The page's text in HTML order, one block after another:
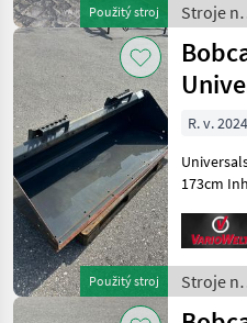
Použitý stroj
Stroje
stavbu /
Bobcat
Použitý stroj
173cm
R. v. 2024
173cm
Stroje
Stroje
stavbu /